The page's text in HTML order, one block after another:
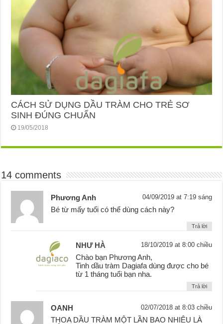
CÁCH SỬ DỤNG DẦU TRÀM CHO TRẺ SƠ
SINH ĐÚNG CHUẨN
19/05/2018
14 comments
Phương Anh 04/09/2019 at 7:19 sáng
Bé từ mấy tuổi có thể dùng cách này?
Trả lời
NHƯ HÀ 18/10/2019 at 8:00 chiều
Chào bạn Phương Anh,
Tinh dầu tràm Dagiafa dùng được cho bé
từ 1 tháng tuổi bạn nha.
Trả lời
OANH 02/07/2018 at 8:03 chiều
THOA DẦU TRÀM MỘT LẦN BAO NHIÊU LÀ